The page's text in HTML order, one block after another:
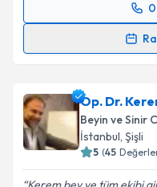
0
Randevu
almanız için bir
bilgilendireceğiz.
E-posta Adresiniz
Op. Dr.
Beyin ve Sinir
İstanbul, Şişli
5 (45